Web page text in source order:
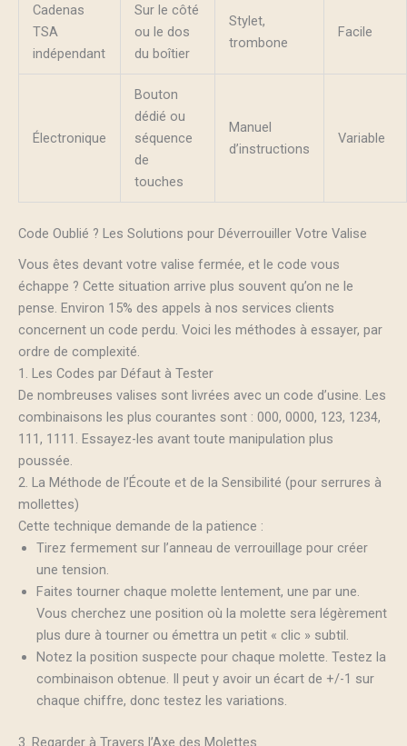
Cadenas
TSA
indépendant
Sur le côté
ou le dos
du boîtier
Stylet,
trombone
Facile
Électronique
Bouton
dédié ou
séquence
de
touches
Manuel
d’instructions
Variable
Code Oublié ? Les Solutions pour Déverrouiller Votre Valise
Vous êtes devant votre valise fermée, et le code vous
échappe ? Cette situation arrive plus souvent qu’on ne le
pense. Environ 15% des appels à nos services clients
concernent un code perdu. Voici les méthodes à essayer, par
ordre de complexité.
1. Les Codes par Défaut à Tester
De nombreuses valises sont livrées avec un code d’usine. Les
combinaisons les plus courantes sont : 000, 0000, 123, 1234,
111, 1111. Essayez-les avant toute manipulation plus
poussée.
2. La Méthode de l’Écoute et de la Sensibilité (pour serrures à
mollettes)
Cette technique demande de la patience :
Tirez fermement sur l’anneau de verrouillage pour créer
une tension.
Faites tourner chaque molette lentement, une par une.
Vous cherchez une position où la molette sera légèrement
plus dure à tourner ou émettra un petit « clic » subtil.
Notez la position suspecte pour chaque molette. Testez la
combinaison obtenue. Il peut y avoir un écart de +/-1 sur
chaque chiffre, donc testez les variations.
3. Regarder à Travers l’Axe des Molettes